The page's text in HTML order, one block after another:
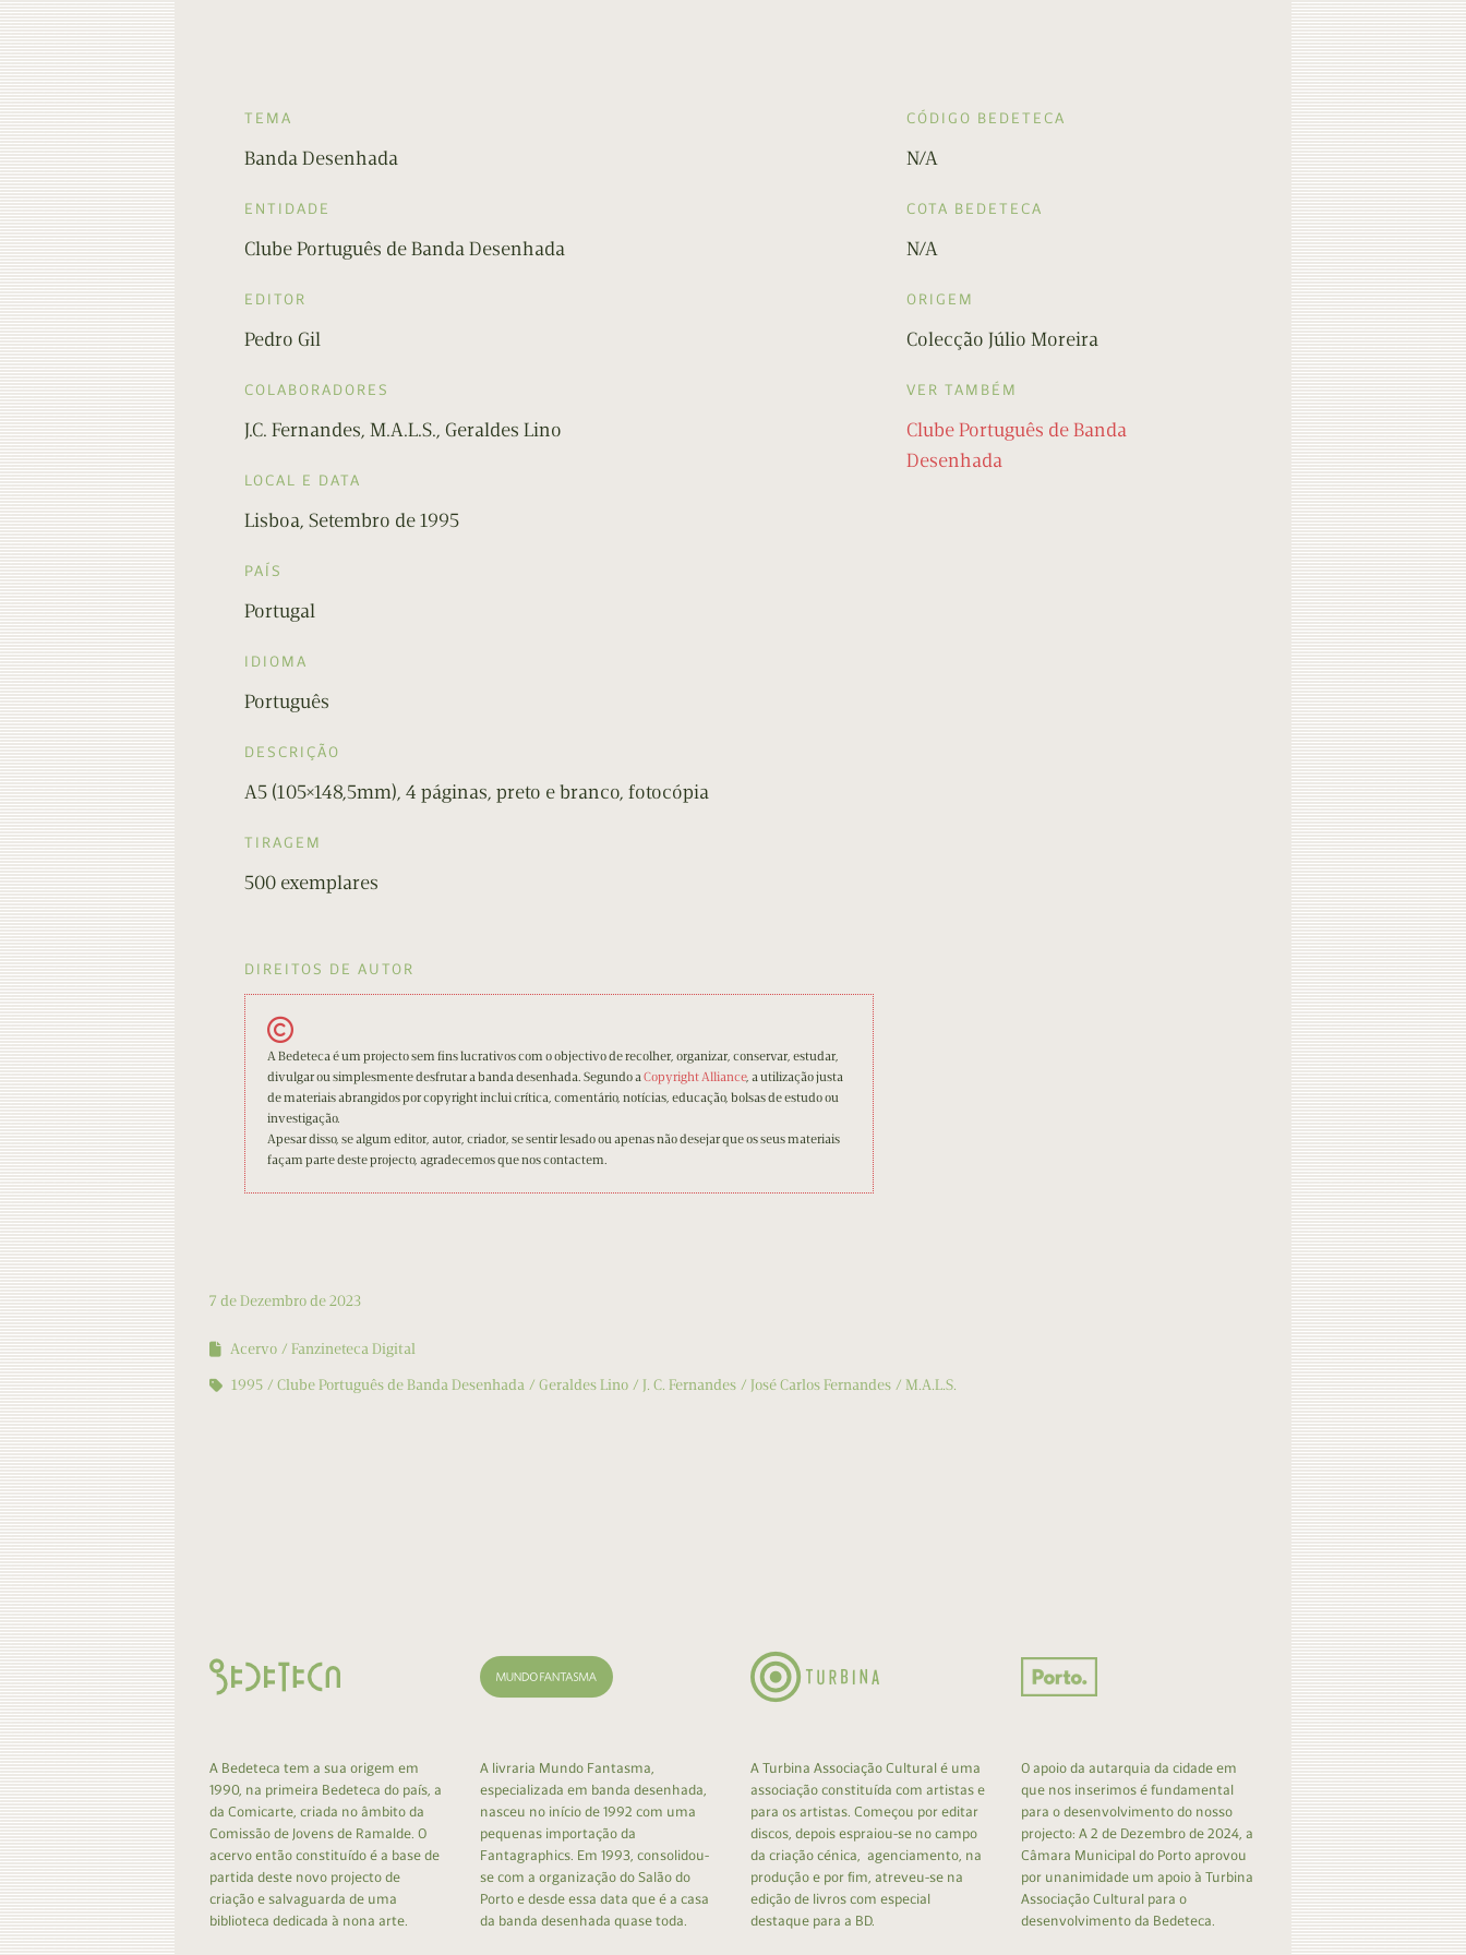
TEMA
Banda Desenhada
ENTIDADE
Clube Português de Banda Desenhada
EDITOR
Pedro Gil
COLABORADORES
J.C. Fernandes, M.A.L.S., Geraldes Lino
LOCAL E DATA
Lisboa, Setembro de 1995
PAÍS
Portugal
IDIOMA
Português
DESCRIÇÃO
A5 (105×148,5mm), 4 páginas, preto e branco, fotocópia
TIRAGEM
500 exemplares
CÓDIGO BEDETECA
N/A
COTA BEDETECA
N/A
ORIGEM
Colecção Júlio Moreira
VER TAMBÉM
Clube Português de Banda
Desenhada
DIREITOS DE AUTOR
A Bedeteca é um projecto sem fins lucrativos com o objectivo de recolher, organizar, conservar, estudar,
divulgar ou simplesmente desfrutar a banda desenhada. Segundo aCopyright Alliance, a utilização justa
de materiais abrangidos por copyright inclui crítica, comentário, notícias, educação, bolsas de estudo ou
investigação.
Apesar disso, se algum editor, autor, criador, se sentir lesado ou apenas não desejar que os seus materiais
façam parte deste projecto, agradecemos que nos contactem.
7 de Dezembro de 2023
Acervo
Fanzineteca Digital
1995
Clube Português de Banda Desenhada Geraldes Lino J. C. Fernandes José Carlos Fernandes M.A.L.S.
A Bedeteca tem a sua origem em
1990, na primeira Bedeteca do país, a
da Comicarte, criada no âmbito da
Comissão de Jovens de Ramalde. O
acervo então constituído é a base de
partida deste novo projecto de
criação e salvaguarda de uma
biblioteca dedicada à nona arte.
A livraria Mundo Fantasma,
especializada em banda desenhada,
nasceu no início de 1992 com uma
pequenas importação da
Fantagraphics. Em 1993, consolidou-
se com a organização do Salão do
Porto e desde essa data que é a casa
da banda desenhada quase toda.
A Turbina Associação Cultural é uma
associação constituída com artistas e
para os artistas. Começou por editar
discos, depois espraiou-se no campo
da criação cénica, agenciamento, na
produção e por fim, atreveu-se na
edição de livros com especial
destaque para a BD.
O apoio da autarquia da cidade em
que nos inserimos é fundamental
para o desenvolvimento do nosso
projecto: A 2 de Dezembro de 2024, a
Câmara Municipal do Porto aprovou
por unanimidade um apoio à Turbina
Associação Cultural para o
desenvolvimento da Bedeteca.